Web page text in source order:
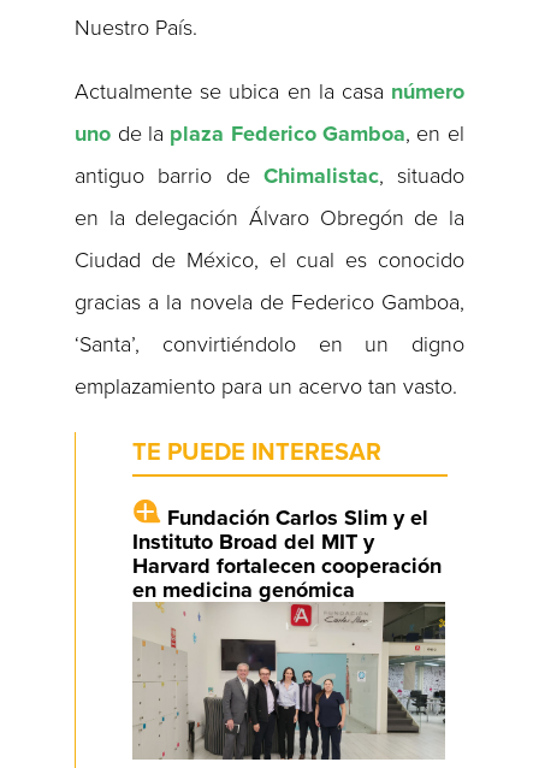
Nuestro País.
Actualmente se ubica en la casa número
uno de la plaza Federico Gamboa, en el
antiguo barrio de Chimalistac, situado
en la delegación Álvaro Obregón de la
Ciudad de México, el cual es conocido
gracias a la novela de Federico Gamboa,
‘Santa’, convirtiéndolo en un digno
emplazamiento para un acervo tan vasto.
TE PUEDE INTERESAR
Fundación Carlos Slim y el
Instituto Broad del MIT y
Harvard fortalecen cooperación
en medicina genómica